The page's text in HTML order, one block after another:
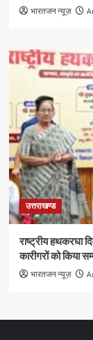
भारतजन न्यूज़
उत्तराखण्ड
राष्ट्रीय हथकरघा
कारीगरों को किया
भारतजन न्यूज़